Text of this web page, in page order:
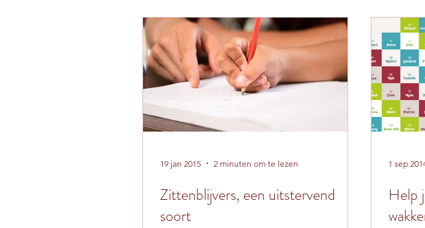
Zittenblijvers, een uitstervend
soort
19 jan 2015 2 minuten om te lezen
Help
1 sep